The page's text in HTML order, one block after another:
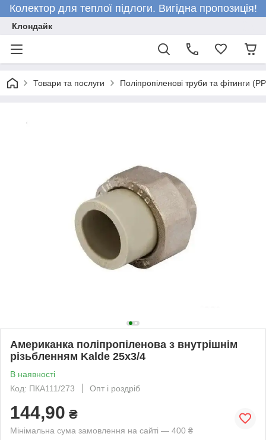
Колектор для теплої підлоги. Вигідна пропозиція!
Клондайк
Товари та послуги Поліпропіленові труби та фітинги
Американка поліпропіленова з внутрішнім
різьбленням Kalde 25х3/4
В наявності
Код: ПКА111/273
Опт і роздріб
144,90 ₴
Мінімальна сума замовлення на сайті — 400 ₴